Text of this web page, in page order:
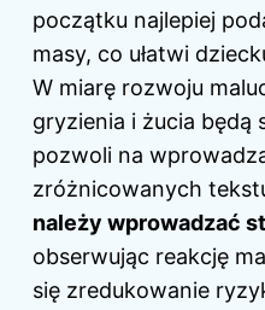
początku najlepiej
masy, co ułatwi
W miarę rozwoju
gryzienia i żucia będą
pozwoli na
zróżnicowanych
należy wprowadzać
obserwując reakcję
się zredukowanie